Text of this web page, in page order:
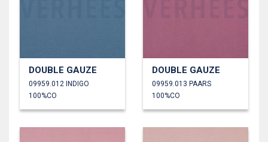
DOUBLE GAUZE
09959.012 INDIGO
100%CO
DOUBLE GAUZE
09959.013 PAARS
100%CO